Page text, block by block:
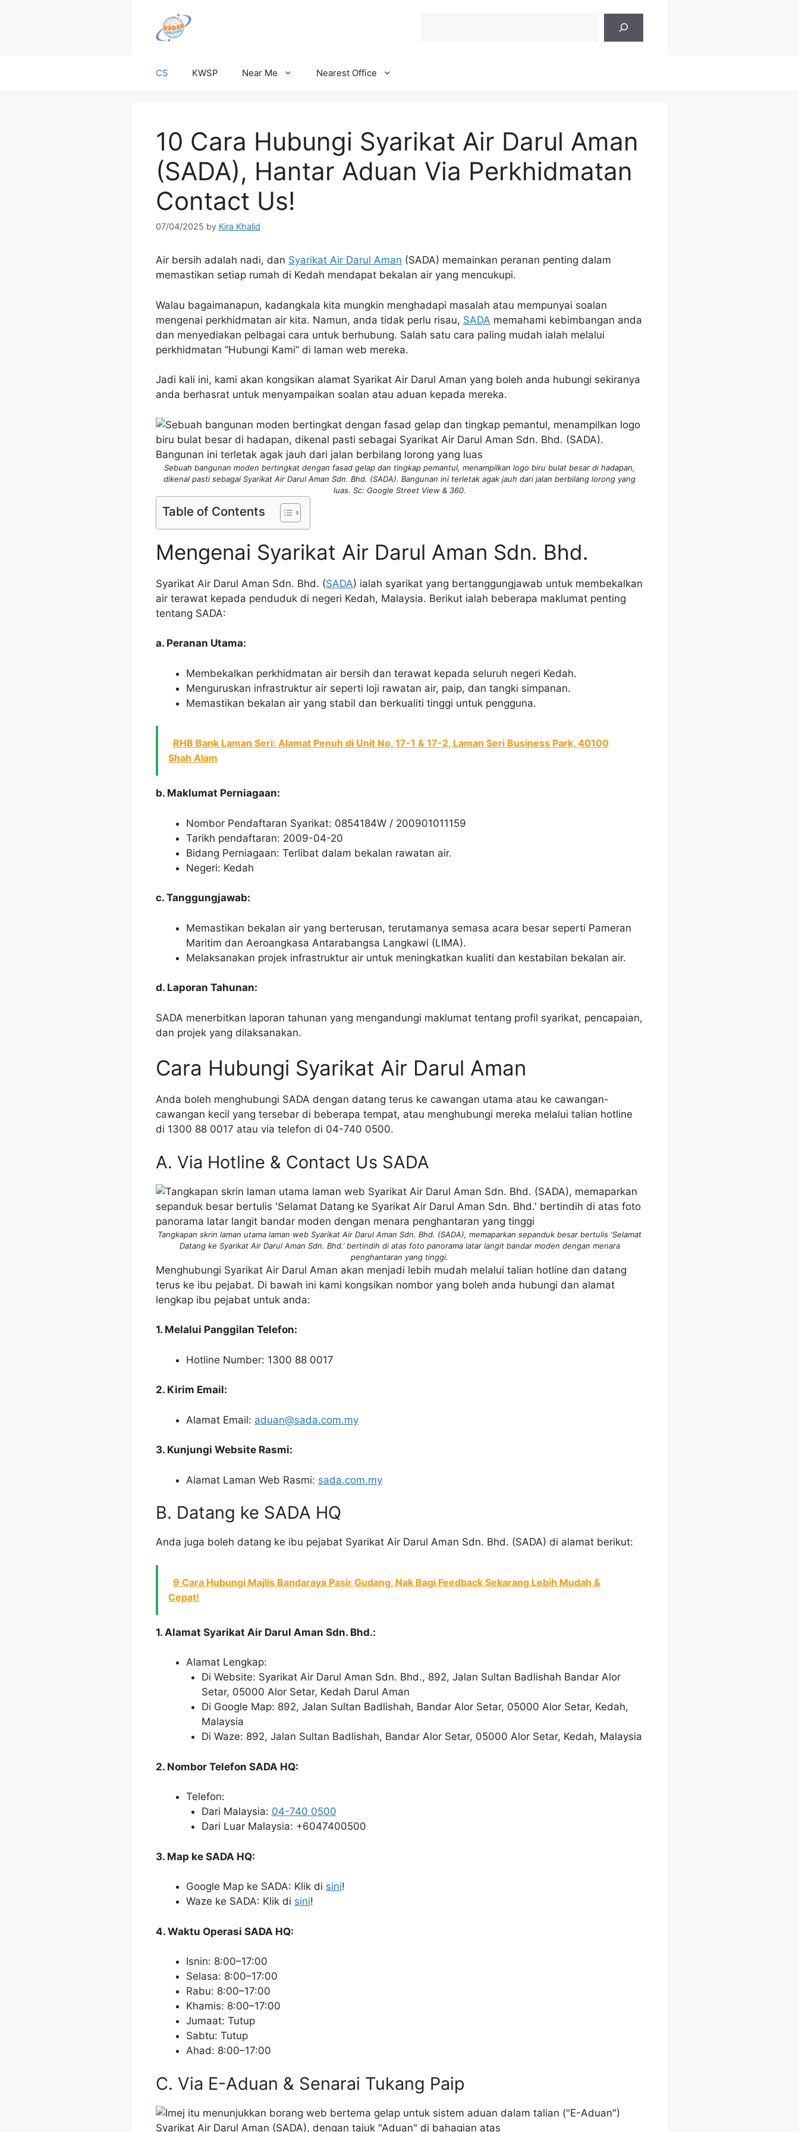
CS KWSP Near Me Nearest Office
10 Cara Hubungi Syarikat Air Darul Aman
(SADA), Hantar Aduan Via Perkhidmatan
Contact Us!
07/04/2025 by Kira Khalid
Air bersih adalah nadi, dan Syarikat Air Darul Aman (SADA) memainkan peranan penting dalam
memastikan setiap rumah di Kedah mendapat bekalan air yang mencukupi.
Walau bagaimanapun, kadangkala kita mungkin menghadapi masalah atau mempunyai soalan
mengenai perkhidmatan air kita. Namun, anda tidak perlu risau, SADA memahami kebimbangan anda
dan menyediakan pelbagai cara untuk berhubung. Salah satu cara paling mudah ialah melalui
perkhidmatan “Hubungi Kami” di laman web mereka.
Jadi kali ini, kami akan kongsikan alamat Syarikat Air Darul Aman yang boleh anda hubungi sekiranya
anda berhasrat untuk menyampaikan soalan atau aduan kepada mereka.
Sebuah bangunan moden bertingkat dengan fasad gelap dan tingkap pemantul, menampilkan logo biru bulat besar di hadapan,
dikenal pasti sebagai Syarikat Air Darul Aman Sdn. Bhd. (SADA). Bangunan ini terletak agak jauh dari jalan berbilang lorong yang
luas. Sc: Google Street View & 360.
Table of Contents
Mengenai Syarikat Air Darul Aman Sdn. Bhd.
Syarikat Air Darul Aman Sdn. Bhd. (SADA) ialah syarikat yang bertanggungjawab untuk membekalkan
air terawat kepada penduduk di negeri Kedah, Malaysia. Berikut ialah beberapa maklumat penting
tentang SADA:
a. Peranan Utama:
Membekalkan perkhidmatan air bersih dan terawat kepada seluruh negeri Kedah.
Menguruskan infrastruktur air seperti loji rawatan air, paip, dan tangki simpanan.
Memastikan bekalan air yang stabil dan berkualiti tinggi untuk pengguna.
RHB Bank Laman Seri: Alamat Penuh di Unit No. 17-1 & 17-2, Laman Seri Business Park, 40100
Shah Alam
b. Maklumat Perniagaan:
Nombor Pendaftaran Syarikat: 0854184W / 200901011159
Tarikh pendaftaran: 2009-04-20
Bidang Perniagaan: Terlibat dalam bekalan rawatan air.
Negeri: Kedah
c. Tanggungjawab:
Memastikan bekalan air yang berterusan, terutamanya semasa acara besar seperti Pameran
Maritim dan Aeroangkasa Antarabangsa Langkawi (LIMA).
Melaksanakan projek infrastruktur air untuk meningkatkan kualiti dan kestabilan bekalan air.
d. Laporan Tahunan:
SADA menerbitkan laporan tahunan yang mengandungi maklumat tentang profil syarikat, pencapaian,
dan projek yang dilaksanakan.
Cara Hubungi Syarikat Air Darul Aman
Anda boleh menghubungi SADA dengan datang terus ke cawangan utama atau ke cawangan-
cawangan kecil yang tersebar di beberapa tempat, atau menghubungi mereka melalui talian hotline
di 1300 88 0017 atau via telefon di 04-740 0500.
A. Via Hotline & Contact Us SADA
Tangkapan skrin laman utama laman web Syarikat Air Darul Aman Sdn. Bhd. (SADA), memaparkan sepanduk besar bertulis ‘Selamat
Datang ke Syarikat Air Darul Aman Sdn. Bhd.’ bertindih di atas foto panorama latar langit bandar moden dengan menara
penghantaran yang tinggi.
Menghubungi Syarikat Air Darul Aman akan menjadi lebih mudah melalui talian hotline dan datang
terus ke ibu pejabat. Di bawah ini kami kongsikan nombor yang boleh anda hubungi dan alamat
lengkap ibu pejabat untuk anda:
1. Melalui Panggilan Telefon:
Hotline Number: 1300 88 0017
2. Kirim Email:
Alamat Email: aduan@sada.com.my
3. Kunjungi Website Rasmi:
Alamat Laman Web Rasmi: sada.com.my
B. Datang ke SADA HQ
Anda juga boleh datang ke ibu pejabat Syarikat Air Darul Aman Sdn. Bhd. (SADA) di alamat berikut:
9 Cara Hubungi Majlis Bandaraya Pasir Gudang, Nak Bagi Feedback Sekarang Lebih Mudah &
Cepat!
1. Alamat Syarikat Air Darul Aman Sdn. Bhd.:
Alamat Lengkap:
Di Website: Syarikat Air Darul Aman Sdn. Bhd., 892, Jalan Sultan Badlishah Bandar Alor
Setar, 05000 Alor Setar, Kedah Darul Aman
Di Google Map: 892, Jalan Sultan Badlishah, Bandar Alor Setar, 05000 Alor Setar, Kedah,
Malaysia
Di Waze: 892, Jalan Sultan Badlishah, Bandar Alor Setar, 05000 Alor Setar, Kedah, Malaysia
2. Nombor Telefon SADA HQ:
Telefon:
Dari Malaysia: 04-740 0500
Dari Luar Malaysia: +6047400500
3. Map ke SADA HQ:
Google Map ke SADA: Klik di sini!
Waze ke SADA: Klik di sini!
4. Waktu Operasi SADA HQ:
Isnin: 8:00–17:00
Selasa: 8:00–17:00
Rabu: 8:00–17:00
Khamis: 8:00–17:00
Jumaat: Tutup
Sabtu: Tutup
Ahad: 8:00–17:00
C. Via E-Aduan & Senarai Tukang Paip